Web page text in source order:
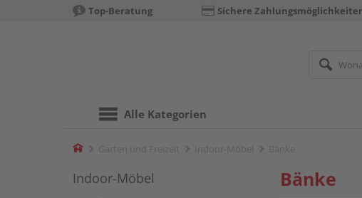
Top-Beratung Sichere
Alle Kategorien
Home
Indoor-Möbel Bänke